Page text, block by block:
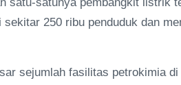
250 ribu penduduk dan
sejumlah fasilitas petrokimia